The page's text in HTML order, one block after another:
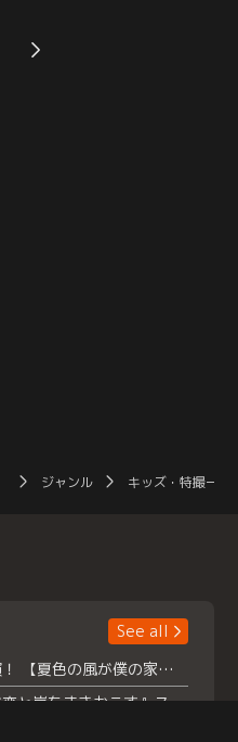
て画家としての自分にもファンがい
たことを思うのだった。会場全体を
ジャンル キッズ・特撮一覧
See all
浮所飛貴主演！ 【夏色の風が僕の家にやってきた】 本日よりテラサで独占配信スタート！
『夏色の雲が恋と嵐をまきおこす』スペシャルメイキング 【Part1】2026年７月18日（土）23時30分～配信スタート！話題のシーンの裏側を大公開！豪華キャスト大集合！ 『武宮家 真夏の家族会議』開催！